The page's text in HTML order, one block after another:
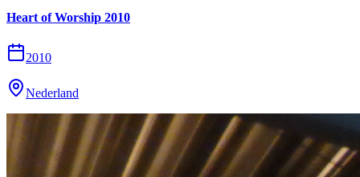
Heart of Worship 2010
2010
Nederland